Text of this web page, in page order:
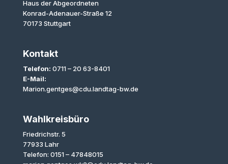
Haus der Abgeordneten
Konrad-Adenauer-Straße 12
70173 Stuttgart
Kontakt
Telefon: 0711 – 20 63-8401
E-Mail:
Marion.gentges@cdu.landtag-bw.de
Wahlkreisbüro
Friedrichstr. 5
77933 Lahr
Telefon: 0151 – 47848015